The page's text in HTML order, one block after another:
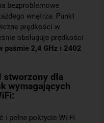
bezproblemowe
wnętrza. Punkt
prędkości w
obsługuje prędkości
paśmie 2,4 GHz i 2402
stworzony dla
wymagających
pełne pokrycie Wi-Fi